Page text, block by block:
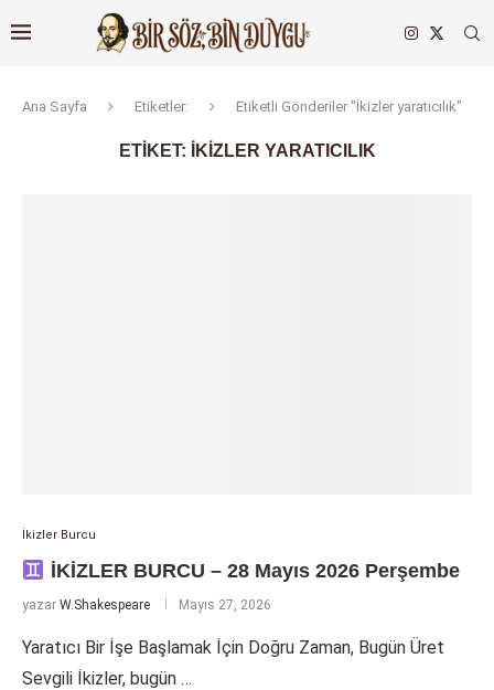
Ana Sayfa Etiketler: Etiketli Gönderiler "İkizler yaratıcılık"
ETIKET: İKIZLER YARATICILIK
İkizler Burcu
İKİZLER BURCU – 28 Mayıs 2026 Perşembe
yazar W.Shakespeare Mayıs 27, 2026
Yaratıcı Bir İşe Başlamak İçin Doğru Zaman, Bugün Üret
Sevgili İkizler, bugün …